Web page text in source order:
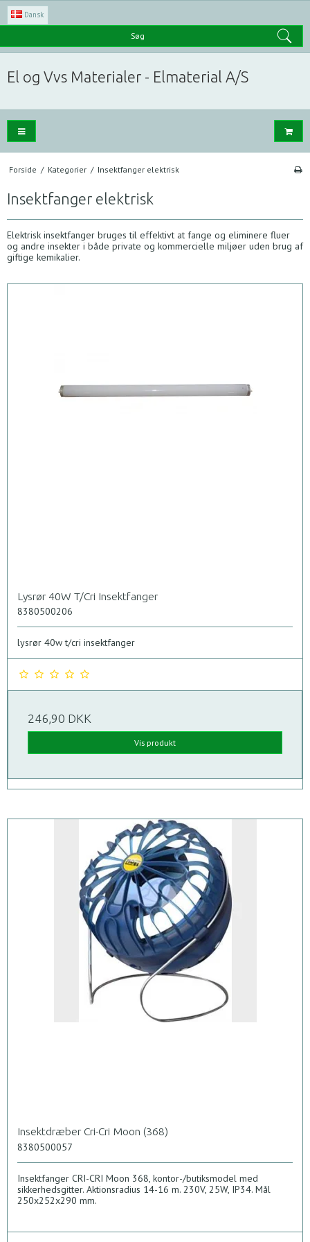
Dansk
Søg
El og Vvs Materialer - Elmaterial A/S
Forside / Kategorier / Insektfanger elektrisk
Insektfanger elektrisk
Elektrisk insektfanger bruges til effektivt at fange og eliminere fluer
og andre insekter i både private og kommercielle miljøer uden brug af
giftige kemikalier.
Lysrør 40W T/Cri Insektfanger
8380500206
lysrør 40w t/cri insektfanger
246,90 DKK
Vis produkt
Insektdræber Cri-Cri Moon (368)
8380500057
Insektfanger CRI-CRI Moon 368, kontor-/butiksmodel med
sikkerhedsgitter. Aktionsradius 14-16 m. 230V, 25W, IP34. Mål
250x252x290 mm.